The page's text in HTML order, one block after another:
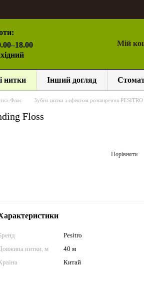
Мій
нитки Інший догляд
Флос Зубна нитка з ефектом розширення
Floss
Порівняти
Pesitro
нитки, м
40 м
Китай